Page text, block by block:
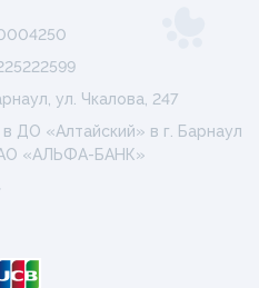
ул. Чкалова, 247
ДО «Алтайский» в г. Барнаул
«АЛЬФА-БАНК»